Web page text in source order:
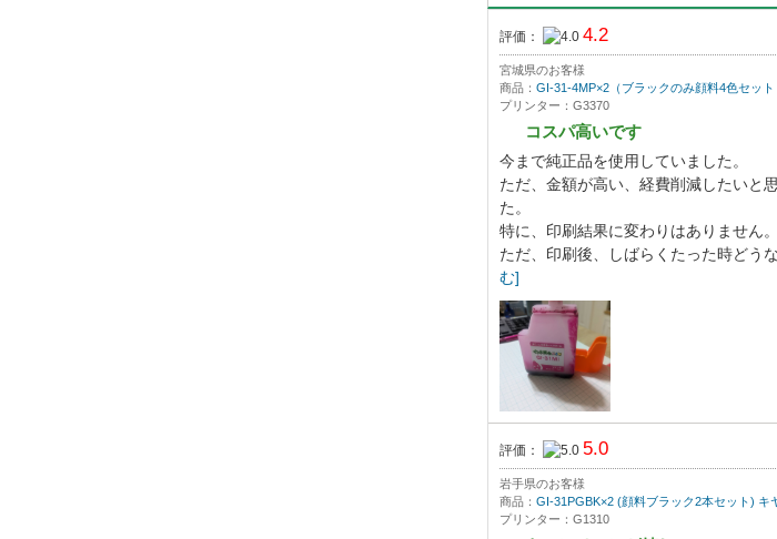
評価： 4.2
宮城県のお客様
商品： GI-31-4MP×2（ブラックのみ顔料4色セッ
プリンター：G3370
コスパ高いです
今まで純正品を使用していました。
ただ、金額が高い、経費削減したいと
た。
特に、印刷結果に変わりはありません。
ただ、印刷後、しばらくたった時どう
む]
評価： 5.0
岩手県のお客様
商品： GI-31PGBK×2 (顔料ブラック2本セット) キ
プリンター：G1310